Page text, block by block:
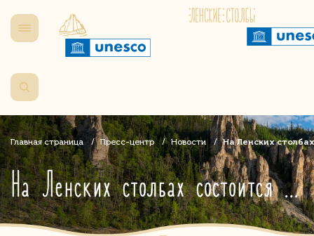
Главная страница Пресс-центр Новости На Ленских
На Ленских столбах состоится республиканский фестиваль ледовых скульптур «Легенды Якутии»